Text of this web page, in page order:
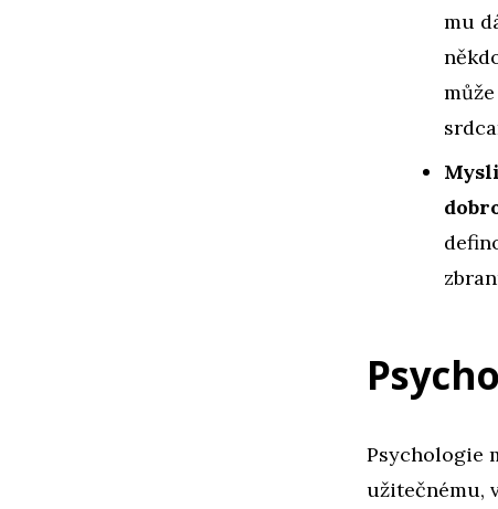
mu
Psychologie
užitečnému,